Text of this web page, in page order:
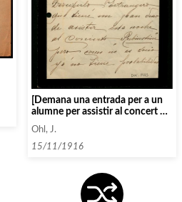
[Demana una entrada per a un
alumne per assistir al concert de
Ohl, J.
15/11/1916